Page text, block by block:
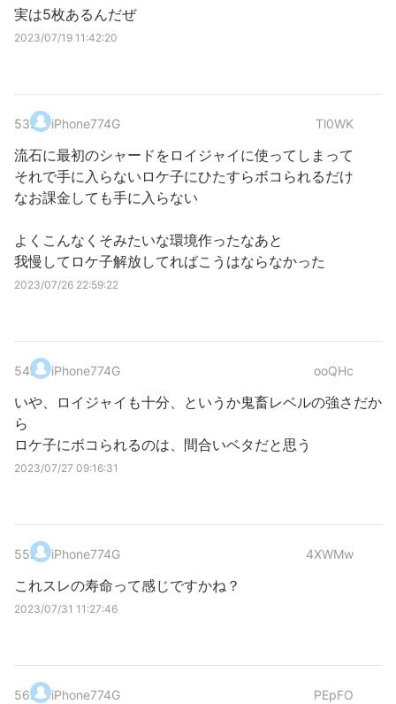
実は5枚あるんだぜ
2023/07/19 11:42:20
53. iPhone774G Tl0WK
流石に最初のシャードをロイジャイに使ってしまって
それで手に入らないロケ子にひたすらボコられるだけ
なお課金しても手に入らない
よくこんなくそみたいな環境作ったなあと
我慢してロケ子解放してればこうはならなかった
2023/07/26 22:59:22
54. iPhone774G ooQHc
いや、ロイジャイも十分、というか鬼畜レベルの強さだか
ら
ロケ子にボコられるのは、間合いベタだと思う
2023/07/27 09:16:31
55. iPhone774G 4XWMw
これスレの寿命って感じですかね？
2023/07/31 11:27:46
56. iPhone774G PEpFO